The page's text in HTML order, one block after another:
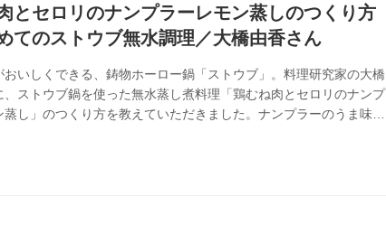
とセロリのナンプラーレモン蒸しのつくり方
てのストウブ無水調理／大橋由香さん
おいしくできる、鋳物ホーロー鍋「ストウブ」。料理研究家の大橋
、ストウブ鍋を使った無水蒸し煮料理「鶏むね肉とセロリのナンプ
蒸し」のつくり方を教えていただきました。ナンプラーのうま味に
を合わせた、さわやかな味わいです。（はじめてのストウブ無水